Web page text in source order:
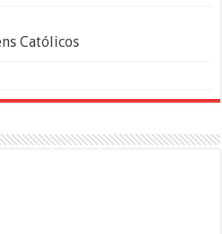
Católicos